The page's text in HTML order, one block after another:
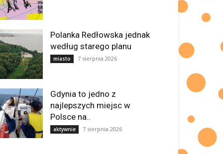
Polanka Redłowska jednak
według starego planu
miasto 7 sierpnia 2026
Gdynia to jedno z
najlepszych miejsc w
Polsce na..
aktywnie 7 sierpnia 2026